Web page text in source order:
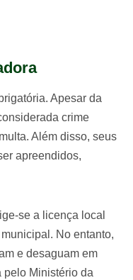
Apesar da
crime
Além disso, seus
apreendidos,
se a licença local
No entanto,
e desaguam em
pelo Ministério da